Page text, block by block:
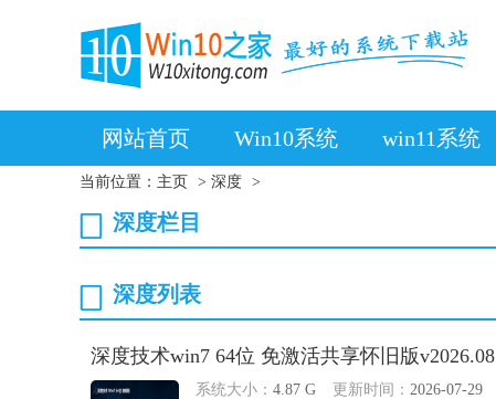
网站首页 Win10系统 win11系统
当前位置： 主页 > 深度 >
深度栏目
深度列表
深度技术win7 64位 免激活共享怀旧版v2026.08
系统大小： 4.87 G 更新时间： 2026-07-29